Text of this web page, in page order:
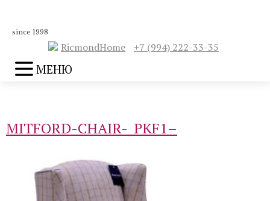
since 1998
RicmondHome +7 (994) 222-33-35
МЕНЮ
MITFORD-CHAIR-_PKF1–